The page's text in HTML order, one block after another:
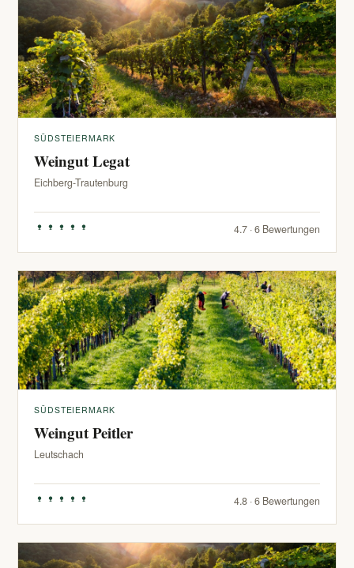
SÜDSTEIERMARK
Weingut Legat
Eichberg-Trautenburg
4.7 · 6 Bewertungen
SÜDSTEIERMARK
Weingut Peitler
Leutschach
4.8 · 6 Bewertungen